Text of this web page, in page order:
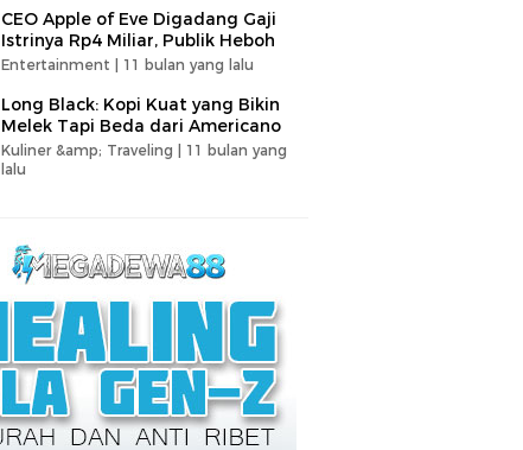
CEO Apple of Eve Digadang Gaji
Istrinya Rp4 Miliar, Publik Heboh
Entertainment | 11 bulan yang lalu
Long Black: Kopi Kuat yang Bikin
Melek Tapi Beda dari Americano
Kuliner &amp; Traveling | 11 bulan yang
lalu